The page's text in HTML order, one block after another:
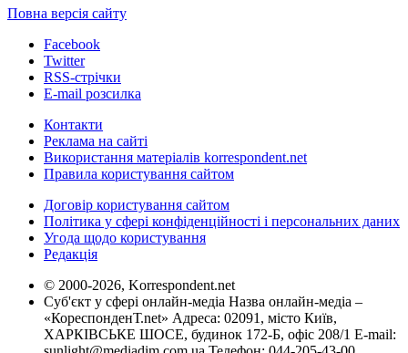
Повна версія сайту
Facebook
Twitter
RSS-стрічки
E-mail розсилка
Контакти
Реклама на сайті
Використання матеріалів korrespondent.net
Правила користування сайтом
Договір користування сайтом
Політика у сфері конфіденційності і персональних даних
Угода щодо користування
Редакція
© 2000-2026, Korrespondent.net
Суб'єкт у сфері онлайн-медіа Назва онлайн-медіа –
«КореспонденТ.net» Адреса: 02091, місто Київ,
ХАРКІВСЬКЕ ШОСЕ, будинок 172-Б, офіс 208/1 E-mail: